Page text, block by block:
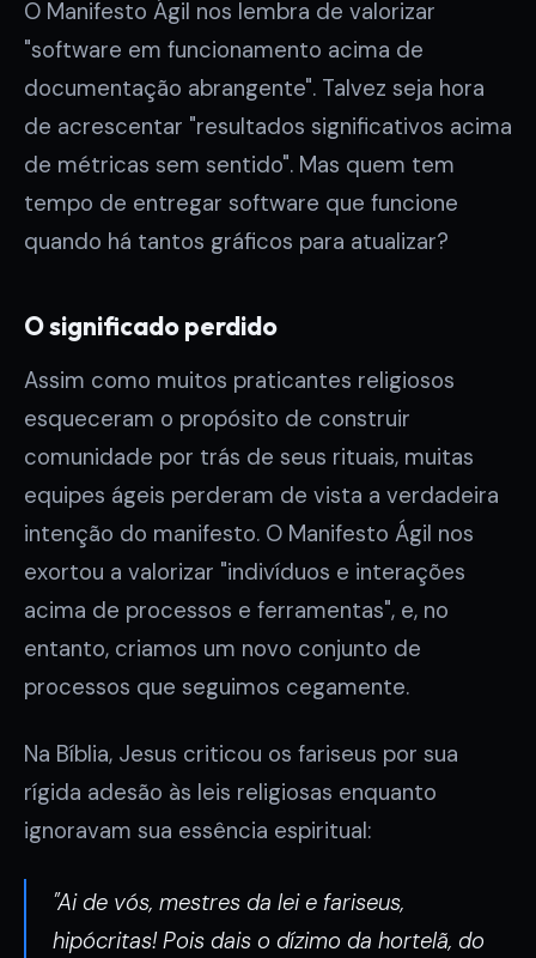
O Manifesto Ágil nos lembra de valorizar
"software em funcionamento acima de
documentação abrangente". Talvez seja hora
de acrescentar "resultados significativos acima
de métricas sem sentido". Mas quem tem
tempo de entregar software que funcione
quando há tantos gráficos para atualizar?
O significado perdido
Assim como muitos praticantes religiosos
esqueceram o propósito de construir
comunidade por trás de seus rituais, muitas
equipes ágeis perderam de vista a verdadeira
intenção do manifesto. O Manifesto Ágil nos
exortou a valorizar "indivíduos e interações
acima de processos e ferramentas", e, no
entanto, criamos um novo conjunto de
processos que seguimos cegamente.
Na Bíblia, Jesus criticou os fariseus por sua
rígida adesão às leis religiosas enquanto
ignoravam sua essência espiritual:
"Ai de vós, mestres da lei e fariseus,
hipócritas! Pois dais o dízimo da hortelã, do